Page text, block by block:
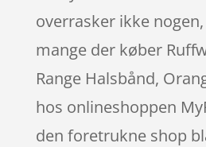
overrasker ikke
mange der køber
Range Halsbånd,
hos onlineshoppen
den foretrukne shop